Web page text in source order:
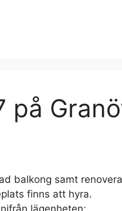
på
balkong samt
finns att hyra.
lägenheten: